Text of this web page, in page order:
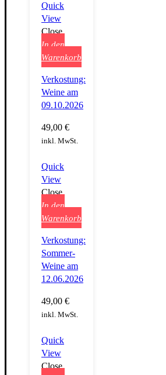
Quick
View
Close
In den
Warenkorb
Verkostung:
Weine am
09.10.2026
49,00 €
inkl. MwSt.
Quick
View
Close
In den
Warenkorb
Verkostung:
Sommer-
Weine am
12.06.2026
49,00 €
inkl. MwSt.
Quick
View
Close